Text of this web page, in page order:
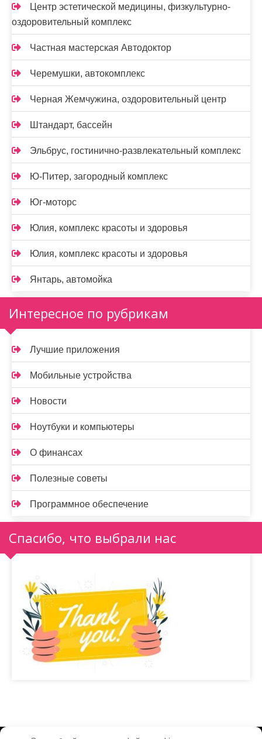
Центр эстетической медицины, физкультурно-
оздоровительный комплекс
Частная мастерская Автодоктор
Черемушки, автокомплекс
Черная Жемчужина, оздоровительный центр
Штандарт, бассейн
Эльбрус, гостинично-развлекательный комплекс
Ю-Питер, загородный комплекс
Юг-моторс
Юлия, комплекс красоты и здоровья
Юлия, комплекс красоты и здоровья
Янтарь, автомойка
Интересное по рубрикам
Лучшие приложения
Мобильные устройства
Новости
Ноутбуки и компьютеры
О финансах
Полезные советы
Программное обеспечение
Спасибо, что выбрали нас